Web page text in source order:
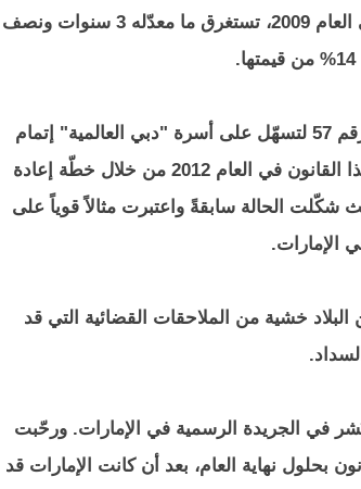
كانت الشركة المتعثّرة في منطقة الشرق الأوسط وشمال أفريقيا في العام 2009، تستغرق ما معدّله 3 سنوات ونصف
وبحلول كانون الأول/ديسمبر 2009، أصدرت حكومة دبي المرسوم رقم 57 لتسهّل على أسرة "دبي العالمية" إتمام
عمليات التصفية القضائية للشركات المتعثرة. وقد جاء أول اختبار لهذا القانون في العام 2012 من خلال خطّة إعادة
شكّلت الحالة سابقةً واعتبرت مثالاً قوياً على
الإمارات.
خشية من الملاحقات القضائية التي قد
سبتمبر 2016 صدر قانون إفلاس جديد يحمل الرقم 9، ونُشر في الجريدة الرسمية في الإمارات. ورحّبت
بحلول نهاية العام، بعد أن كانت الإمارات قد